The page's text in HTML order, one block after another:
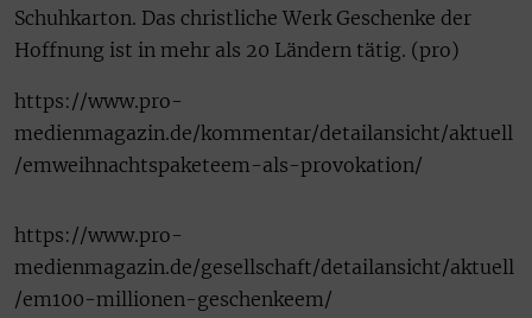
Schuhkarton. Das christliche Werk Geschenke der
Hoffnung ist in mehr als 20 Ländern tätig. (pro)
https://www.pro-
medienmagazin.de/kommentar/detailansicht/aktuell
/emweihnachtspaketeem-als-provokation/
https://www.pro-
medienmagazin.de/gesellschaft/detailansicht/aktuell
/em100-millionen-geschenkeem/